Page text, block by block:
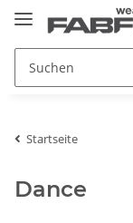
Startseite
Dance